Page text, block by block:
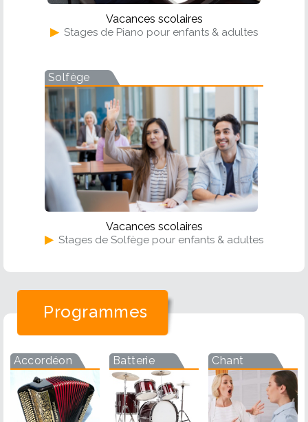
Vacances scolaires
▶ Stages de Piano pour enfants & adultes
Solfège
Vacances scolaires
▶ Stages de Solfège pour enfants & adultes
Programmes
Accordéon Batterie Chant